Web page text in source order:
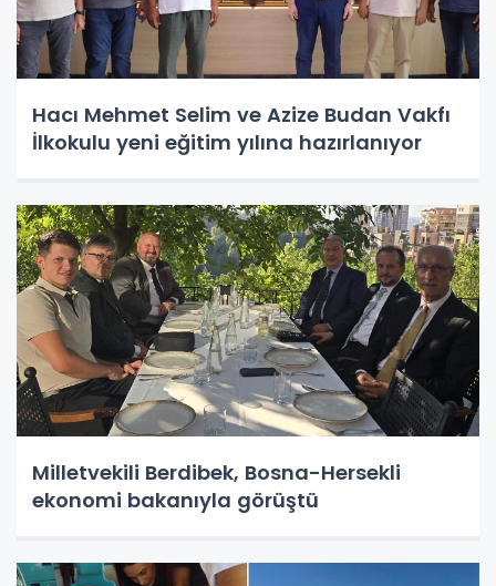
Hacı Mehmet Selim ve Azize Budan Vakfı
İlkokulu yeni eğitim yılına hazırlanıyor
Milletvekili Berdibek, Bosna-Hersekli
ekonomi bakanıyla görüştü